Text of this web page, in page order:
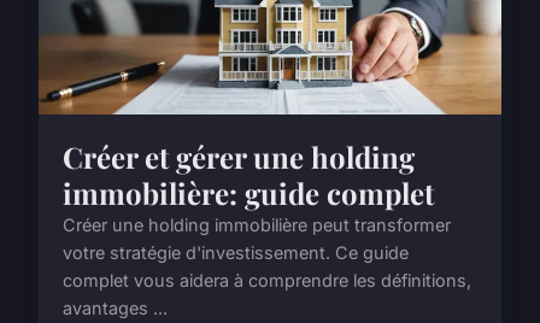
Créer et gérer une holding
immobilière: guide complet
Créer une holding immobilière peut transformer
votre stratégie d'investissement. Ce guide
complet vous aidera à comprendre les définitions,
avantages ...